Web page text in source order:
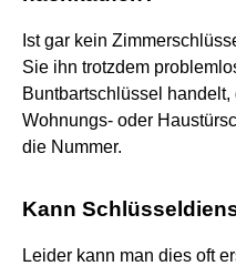
Ist gar kein
Sie ihn trotzdem
Buntbartschlüssel
Wohnungs- oder
die Nummer.
Kann
Leider kann man dies oft